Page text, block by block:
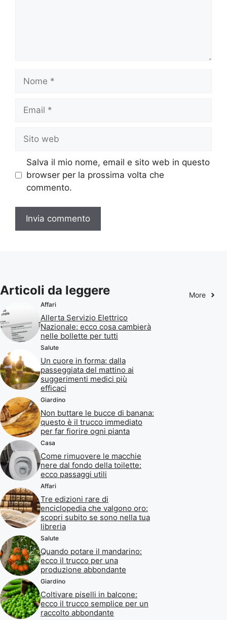
web
Salva il mio nome, email e sito web in questo
browser per la prossima volta che
commento.
Articoli da leggere More
Affari
Allerta Servizio Elettrico
Nazionale: ecco cosa cambierà
nelle bollette per tutti
Salute
Un cuore in forma: dalla
passeggiata del mattino ai
suggerimenti medici più
efficaci
Giardino
Non buttare le bucce di banana:
questo è il trucco immediato
per far fiorire ogni pianta
Casa
Come rimuovere le macchie
nere dal fondo della toilette:
ecco passaggi utili
Affari
Tre edizioni rare di
enciclopedia che valgono oro:
scopri subito se sono nella tua
libreria
Salute
Quando potare il mandarino:
ecco il trucco per una
produzione abbondante
Giardino
Coltivare piselli in balcone:
ecco il trucco semplice per un
raccolto abbondante